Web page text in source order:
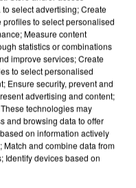
LES REFUGES
select advertising; Create
to select personalised
Measure content
statistics or combinations
improve services; Create
to select personalised
Ensure security, prevent and
advertising and content;
technologies may
and browsing data to offer
on information actively
and combine data from
Identify devices based on